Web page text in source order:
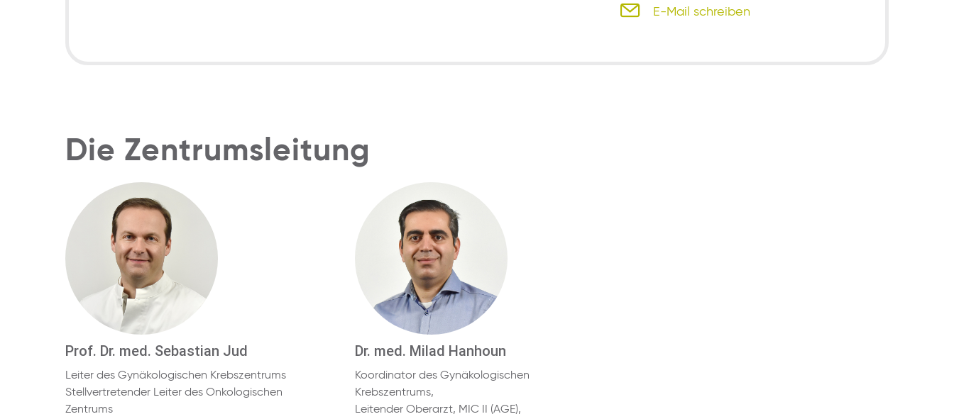
E-Mail schreiben
Die Zentrumsleitung
Prof. Dr. med. Sebastian Jud
Leiter des Gynäkologischen Krebszentrums
Stellvertretender Leiter des Onkologischen
Zentrums
Dr. med. Milad Hanhoun
Koordinator des Gynäkologischen
Krebszentrums,
Leitender Oberarzt, MIC II (AGE),